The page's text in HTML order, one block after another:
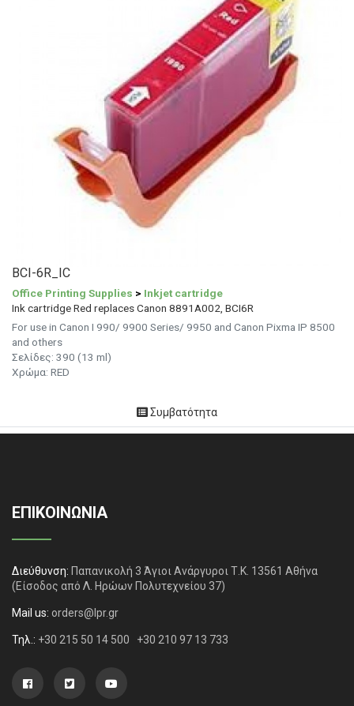
BCI-6R_IC
Office Printing Supplies > Inkjet cartridge
Ink cartridge Red replaces Canon 8891A002, BCI6R
For use in Canon I 990/ 9900 Series/ 9950 and Canon Pixma IP 8500
and others
Σελίδες: 390 (13 ml)
Χρώμα: RED
Συμβατότητα
ΕΠΙΚΟΙΝΩΝΙΑ
Διεύθυνση: Παπανικολή 3 Άγιοι Ανάργυροι Τ.Κ. 13561 Αθήνα
(Είσοδος από Λ. Ηρώων Πολυτεχνείου 37)
Mail us: orders@lpr.gr
Τηλ.: +30 215 50 14 500 +30 210 97 13 733